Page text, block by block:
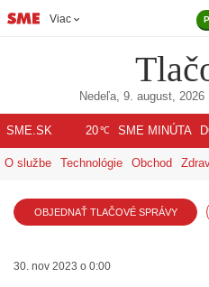
Viac
Nedeľa, 9. august, 2026
SME.SK 20℃ SME MINÚTA
O službe Technológie Obchod
OBJEDNAŤ TLAČOVÉ SPRÁVY
30. nov 2023 o 0:00